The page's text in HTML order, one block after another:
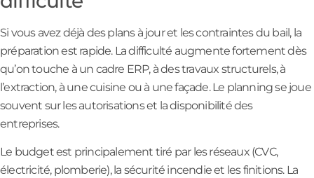
Si vous avez déjà des plans à jour et les contraintes du bail, la
préparation est rapide. La difficulté augmente fortement dès
qu’on touche à un cadre ERP, à des travaux structurels, à
l’extraction, à une cuisine ou à une façade. Le planning se joue
souvent sur les autorisations et la disponibilité des
entreprises.
Le budget est principalement tiré par les réseaux (CVC,
électricité, plomberie), la sécurité incendie et les finitions. La